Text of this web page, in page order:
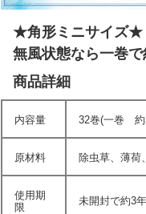
★角形ミニサイズ★
無風状態なら一巻で
商品詳細
内容量 32巻(一巻 約
原材料 除虫草、薄荷
使用期
限
未開封で約3年